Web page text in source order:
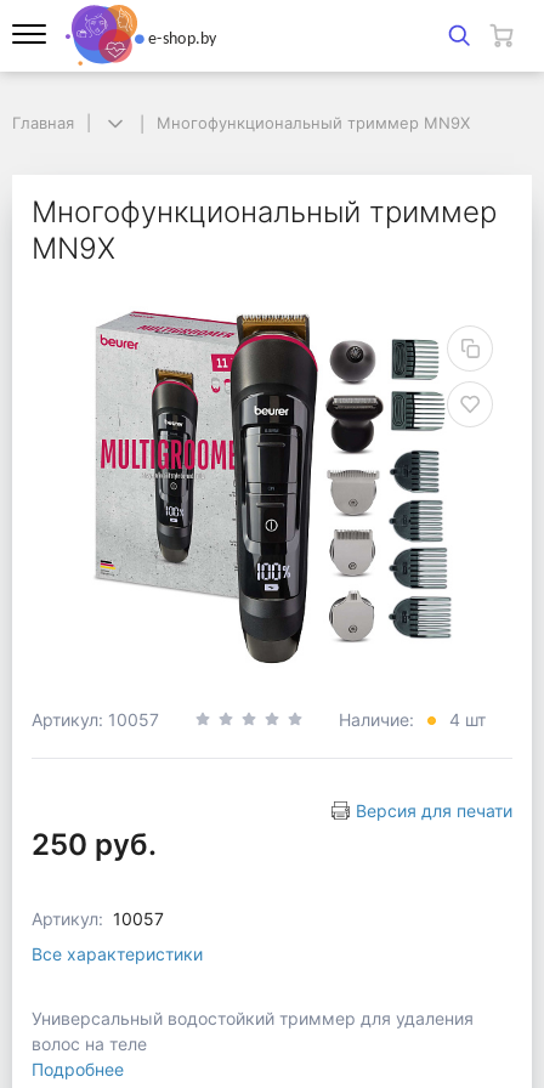
Многофункциональный триммер MN9X
Главная Многофункциональный триммер MN9X
Многофункциональный триммер
MN9X
Артикул: 10057 Наличие: 4 шт
Версия для печати
250 руб.
Артикул: 10057
Все характеристики
Универсальный водостойкий триммер для удаления
волос на теле
Подробнее